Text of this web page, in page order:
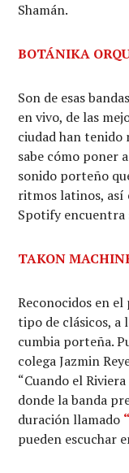
Shamán.
BOTÁNIKA
Son de esas
en vivo, de las
ciudad han tenido
sabe cómo poner
sonido porteño
ritmos latinos, así
Spotify encuentra
TAKON
Reconocidos en
tipo de clásicos, a
cumbia porteña.
colega Jazmin
“Cuando el
donde la banda
duración llamado
pueden escuchar